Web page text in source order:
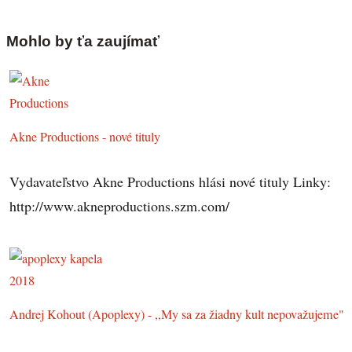
Mohlo by ťa zaujímať
Akne Productions - nové tituly
Vydavateľstvo Akne Productions hlási nové tituly Linky:
http://www.akneproductions.szm.com/
Andrej Kohout (Apoplexy) - ,,My sa za žiadny kult nepovažujeme"